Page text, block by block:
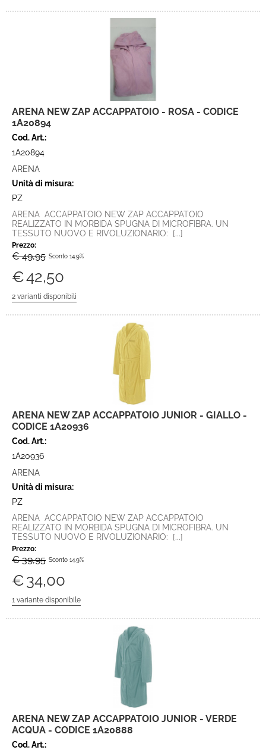
ARENA NEW ZAP ACCAPPATOIO - ROSA - CODICE
1A20894
Cod. Art.:
1A20894
ARENA
Unità di misura:
PZ
ARENA ACCAPPATOIO NEW ZAP ACCAPPATOIO
REALIZZATO IN MORBIDA SPUGNA DI MICROFIBRA. UN
TESSUTO NUOVO E RIVOLUZIONARIO: [...]
Prezzo:
€ 49,95 Sconto 14.9%
€42,50
ARENA NEW ZAP ACCAPPATOIO JUNIOR - GIALLO -
CODICE 1A20936
Cod. Art.:
1A20936
ARENA
Unità di misura:
PZ
ARENA ACCAPPATOIO NEW ZAP ACCAPPATOIO
REALIZZATO IN MORBIDA SPUGNA DI MICROFIBRA. UN
TESSUTO NUOVO E RIVOLUZIONARIO: [...]
Prezzo:
€ 39,95 Sconto 14.9%
€34,00
ARENA NEW ZAP ACCAPPATOIO JUNIOR - VERDE
ACQUA - CODICE 1A20888
Cod. Art.: